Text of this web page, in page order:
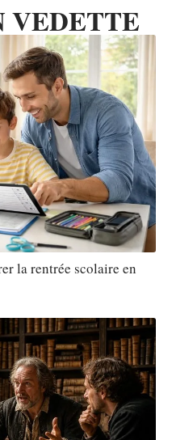
VEDETTE
la rentrée scolaire en